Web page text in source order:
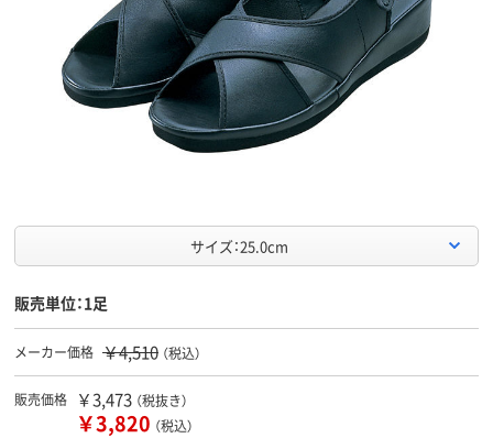
サイズ：25.0cm
販売単位：1足
メーカー価格 ￥4,510 （税込）
販売価格 ￥3,473 （税抜き）
￥3,820 （税込）